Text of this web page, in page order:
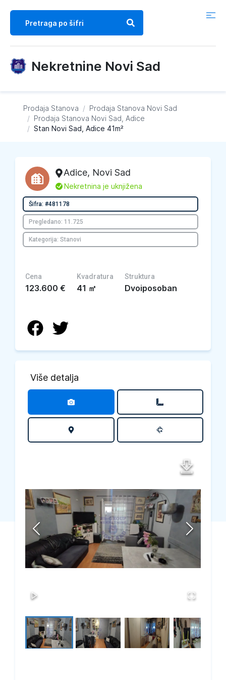
Nekretnine Novi Sad
Prodaja Stanova / Prodaja Stanova Novi Sad
/ Prodaja Stanova Novi Sad, Adice
/ Stan Novi Sad, Adice 41m²
Adice, Novi Sad
L Nekretnina je uknjižena
Šifra: #481178
Pregledano: 11.725
Kategorija: Stanovi
Cena
123.600 €
Kvadratura
41 ㎡
Struktura
Dvoiposoban
Više detalja